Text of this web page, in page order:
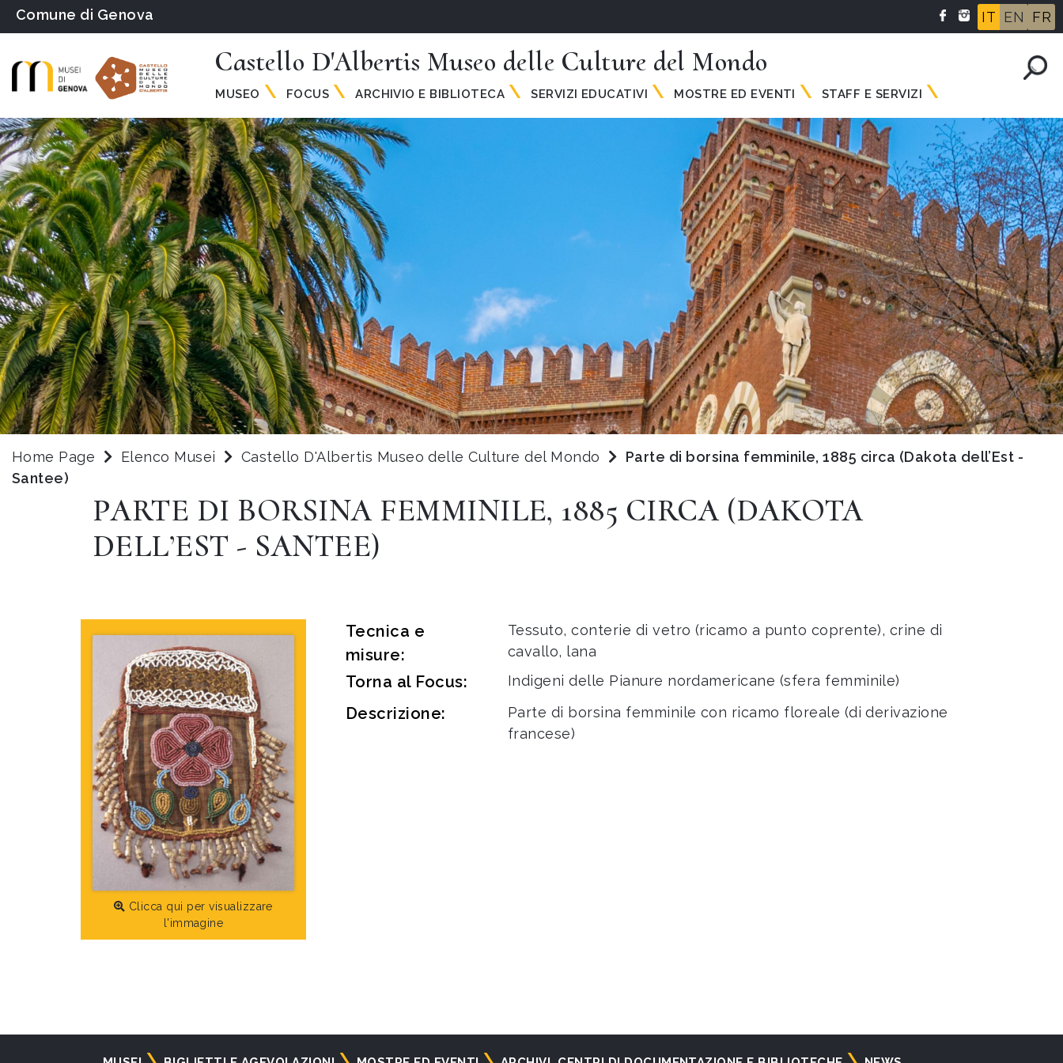
Comune di Genova IT EN FR
Castello D'Albertis Museo delle Culture del Mondo
MUSEO FOCUS ARCHIVIO E BIBLIOTECA SERVIZI EDUCATIVI MOSTRE ED EVENTI STAFF E SERVIZI
Home Page Elenco Musei Castello D'Albertis Museo delle Culture del Mondo
Parte di borsina femminile, 1885 circa (Dakota dell’Est -
Santee)
PARTE DI BORSINA FEMMINILE, 1885 CIRCA (DAKOTA
DELL’EST - SANTEE)
Clicca qui per visualizzare
l'immagine
Tecnica e
misure:
Tessuto, conterie di vetro (ricamo a punto coprente), crine di
cavallo, lana
Torna al Focus: Indigeni delle Pianure nordamericane (sfera femminile)
Descrizione:
Parte di borsina femminile con ricamo floreale (di derivazione
francese)